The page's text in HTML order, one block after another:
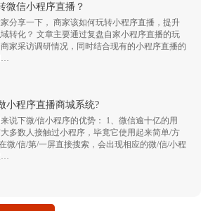
微信小程序直播？
分享一下， 商家该如何玩转小程序直播，提升
转化？ 文章主要通过复盘自家小程序直播的玩
家采访调研情况，同时结合现有的小程序直播的
…
小程序直播商城系统?
说下微/信小程序的优势： 1、微信逾十亿的用
多数人接触过小程序，毕竟它使用起来简单/方
微/信/第/一屏直接搜索，会出现相应的微/信/小程
…